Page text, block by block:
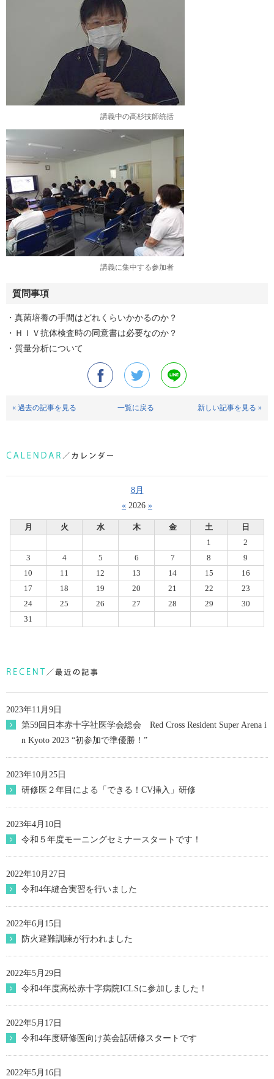
講義中の高杉技師統括
講義に集中する参加者
質問事項
・真菌培養の手間はどれくらいかかるのか？
・ＨＩＶ抗体検査時の同意書は必要なのか？
・質量分析について
« 過去の記事を見る 一覧に戻る 新しい記事を見る »
8月
« 2026 »
月 火 水 木 金 土
日
1
2
3
4 5 6 7 8
9
10
11 12 13 14 15
16
17
18 19 20 21 22
23
24
25 26 27 28 29
30
31
2023年11月9日
第59回日本赤十字社医学会総会 Red Cross Resident Super Arena i
n Kyoto 2023 “初参加で準優勝！”
2023年10月25日
研修医２年目による「できる！CV挿入」研修
2023年4月10日
令和５年度モーニングセミナースタートです！
2022年10月27日
令和4年縫合実習を行いました
2022年6月15日
防火避難訓練が行われました
2022年5月29日
令和4年度高松赤十字病院ICLSに参加しました！
2022年5月17日
令和4年度研修医向け英会話研修スタートです
2022年5月16日